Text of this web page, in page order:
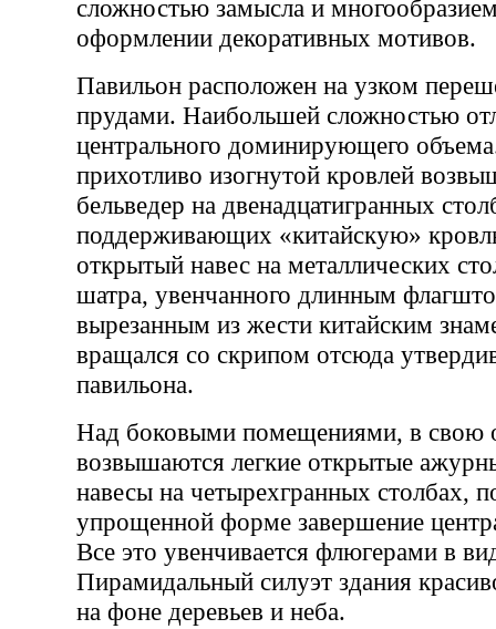
сложностью замысла и
оформлении декоративных мотивов.
Павильон расположен на узком
прудами. Наибольшей сложностью
центрального доминирующего
прихотливо изогнутой кровлей
бельведер на двенадцатигранных
поддерживающих «китайскую»
открытый навес на металлических
шатра, увенчанного длинным
вырезанным из жести китайским
вращался со скрипом отсюда
павильона.
Над боковыми помещениями, в свою
возвышаются легкие открытые
навесы на четырехгранных столбах,
упрощенной форме завершение
Все это увенчивается флюгерами в
Пирамидальный силуэт здания
на фоне деревьев и неба.